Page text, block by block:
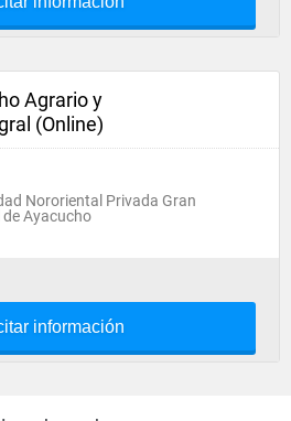
Agrario y
(Online)
Nororiental Privada Gran
Ayacucho
información